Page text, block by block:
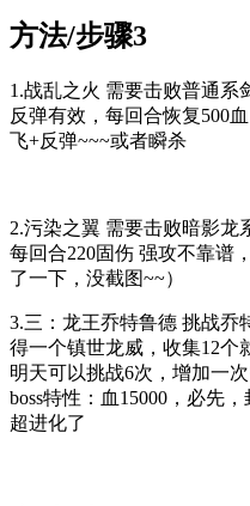
方法/步骤3
1.战乱之火 需要击败普通系
反弹有效，每回合恢复500
飞+反弹~~~或者瞬杀
2.污染之翼 需要击败暗影龙
每回合220固伤 强攻不靠谱
了一下，没截图~~）
3.三：龙王乔特鲁德 挑战乔
得一个镇世龙威，收集12个
明天可以挑战6次，增加一
boss特性：血15000，必先
超进化了